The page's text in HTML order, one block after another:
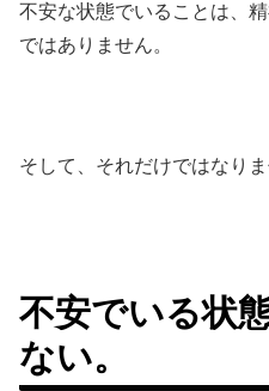
不安な状態でいることは、
ではありません。
そして、それだけではなりま
不安でいる状
ない。